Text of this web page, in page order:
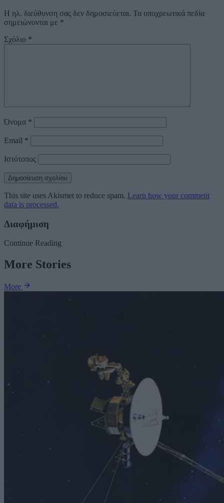
Η ηλ. διεύθυνση σας δεν δημοσιεύεται. Τα υποχρεωτικά πεδία
σημειώνονται με *
Σχόλιο *
Όνομα *
Email *
Ιστότοπος
This site uses Akismet to reduce spam. Learn how your comment
data is processed.
Διαφήμιση
Continue Reading
More Stories
More